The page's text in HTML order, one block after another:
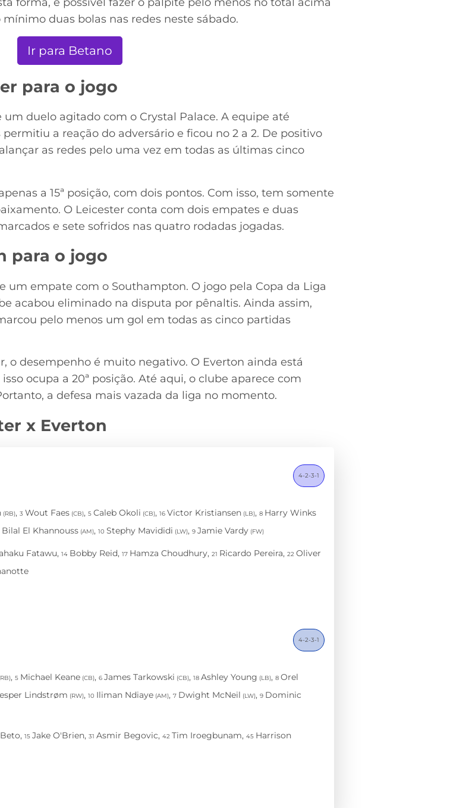
duas bolas nas redes neste sábado.
Ir para Betano
para o jogo
duelo agitado com o Crystal Palace. A equipe até
a reação do adversário e ficou no 2 a 2. De positivo
as redes pelo uma vez em todas as últimas cinco
a 15ª posição, com dois pontos. Com isso, tem somente
O Leicester conta com dois empates e duas
e sete sofridos nas quatro rodadas jogadas.
para o jogo
um empate com o Southampton. O jogo pela Copa da Liga
acabou eliminado na disputa por pênaltis. Ainda assim,
pelo menos um gol em todas as cinco partidas
o desempenho é muito negativo. O Everton ainda está
ocupa a 20ª posição. Até aqui, o clube aparece com
a defesa mais vazada da liga no momento.
x Everton